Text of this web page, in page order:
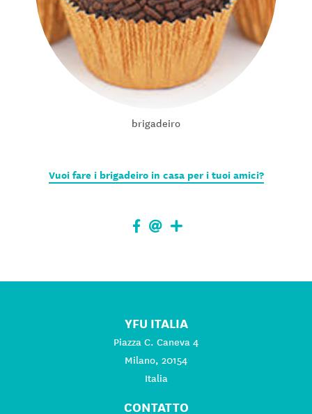
brigadeiro
Vuoi fare i brigadeiro in casa per i tuoi amici?
YFU ITALIA
Piazza C. Caneva 4
Milano, 20154
Italia
CONTATTO